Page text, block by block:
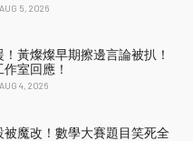
AUG 5, 2026
黃燦燦早期擦邊言論被扒！
室回應！
AUG 4, 2026
被魔改！數學大賽題目笑死全